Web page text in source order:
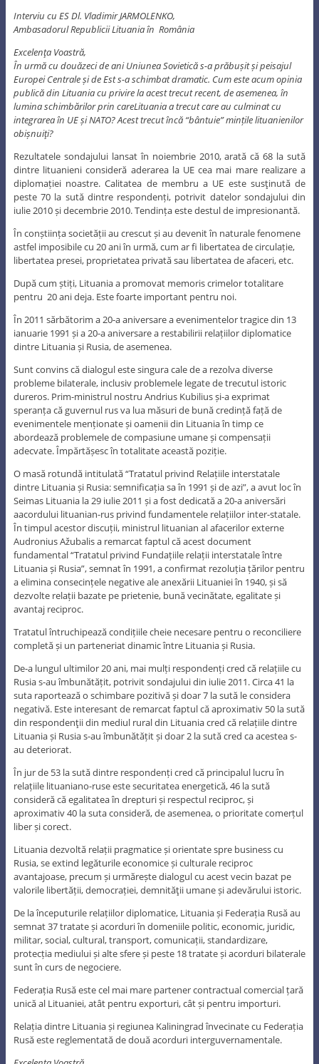
Interviu cu ES Dl. Vladimir JARMOLENKO,
Ambasadorul Republicii Lituania în România
Excelenţa Voastră,
În urmă cu douăzeci de ani Uniunea Sovietică s-a prăbușit și peisajul
Europei Centrale și de Est s-a schimbat dramatic. Cum este acum opinia
publică din Lituania cu privire la acest trecut recent, de asemenea, în
lumina schimbărilor prin careLituania a trecut care au culminat cu
integrarea în UE și NATO? Acest trecut încă “bântuie” mințile lituanienilor
obișnuiţi?
Rezultatele sondajului lansat în noiembrie 2010, arată că 68 la sută
dintre lituanieni consideră aderarea la UE cea mai mare realizare a
diplomației noastre. Calitatea de membru a UE este susţinută de
peste 70 la sută dintre respondenți, potrivit datelor sondajului din
iulie 2010 și decembrie 2010. Tendința este destul de impresionantă.
În conștiința societății au crescut și au devenit în naturale fenomene
astfel imposibile cu 20 ani în urmă, cum ar fi libertatea de circulație,
libertatea presei, proprietatea privată sau libertatea de afaceri, etc.
După cum știți, Lituania a promovat memoris crimelor totalitare
pentru 20 ani deja. Este foarte important pentru noi.
În 2011 sărbătorim a 20-a aniversare a evenimentelor tragice din 13
ianuarie 1991 și a 20-a aniversare a restabilirii relațiilor diplomatice
dintre Lituania și Rusia, de asemenea.
Sunt convins că dialogul este singura cale de a rezolva diverse
probleme bilaterale, inclusiv problemele legate de trecutul istoric
dureros. Prim-ministrul nostru Andrius Kubilius și-a exprimat
speranța că guvernul rus va lua măsuri de bună credință față de
evenimentele menționate și oamenii din Lituania în timp ce
abordează problemele de compasiune umane și compensații
adecvate. Împărtășesc în totalitate această poziție.
O masă rotundă intitulată “Tratatul privind Relațiile interstatale
dintre Lituania și Rusia: semnificația sa în 1991 și de azi”, a avut loc în
Seimas Lituania la 29 iulie 2011 și a fost dedicată a 20-a aniversări
aacordului lituanian-rus privind fundamentele relațiilor inter-statale.
În timpul acestor discuții, ministrul lituanian al afacerilor externe
Audronius Ažubalis a remarcat faptul că acest document
fundamental “Tratatul privind Fundațiile relații interstatale între
Lituania și Rusia”, semnat în 1991, a confirmat rezoluția țărilor pentru
a elimina consecințele negative ale anexării Lituaniei în 1940, și să
dezvolte relații bazate pe prietenie, bună vecinătate, egalitate și
avantaj reciproc.
Tratatul întruchipează condițiile cheie necesare pentru o reconciliere
completă și un parteneriat dinamic între Lituania și Rusia.
De-a lungul ultimilor 20 ani, mai mulți respondenți cred că relațiile cu
Rusia s-au îmbunătățit, potrivit sondajului din iulie 2011. Circa 41 la
suta raportează o schimbare pozitivă și doar 7 la sută le considera
negativă. Este interesant de remarcat faptul că aproximativ 50 la sută
din respondenţii din mediul rural din Lituania cred că relațiile dintre
Lituania și Rusia s-au îmbunătățit și doar 2 la sută cred ca acestea s-
au deteriorat.
În jur de 53 la sută dintre respondenți cred că principalul lucru în
relațiile lituaniano-ruse este securitatea energetică, 46 la sută
consideră că egalitatea în drepturi și respectul reciproc, și
aproximativ 40 la suta consideră, de asemenea, o prioritate comerțul
liber și corect.
Lituania dezvoltă relații pragmatice și orientate spre business cu
Rusia, se extind legăturile economice și culturale reciproc
avantajoase, precum și urmărește dialogul cu acest vecin bazat pe
valorile libertății, democrației, demnităţii umane și adevărului istoric.
De la începuturile relațiilor diplomatice, Lituania și Federația Rusă au
semnat 37 tratate și acorduri în domeniile politic, economic, juridic,
militar, social, cultural, transport, comunicații, standardizare,
protecția mediului și alte sfere și peste 18 tratate și acorduri bilaterale
sunt în curs de negociere.
Federația Rusă este cel mai mare partener contractual comercial țară
unică al Lituaniei, atât pentru exporturi, cât și pentru importuri.
Relația dintre Lituania și regiunea Kaliningrad învecinate cu Federația
Rusă este reglementată de două acorduri interguvernamentale.